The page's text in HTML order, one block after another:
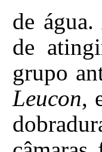
de
de
grupo
Leucon,